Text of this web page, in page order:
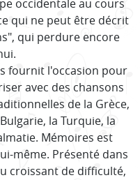
occidentale au cours
qui ne peut être décrit
qui perdure encore
fournit l'occasion pour
avec des chansons
de la Grèce,
la Turquie, la
Mémoires est
même. Présenté dans
croissant de difficulté,